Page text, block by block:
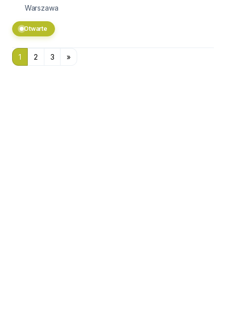
Warszawa
Otwarte
1 2 3 »